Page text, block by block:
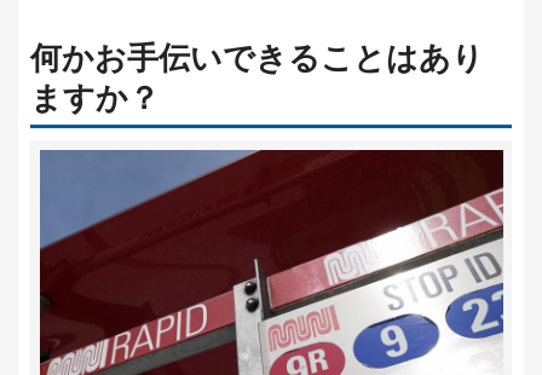
何かお手伝いできることはあり
ますか？